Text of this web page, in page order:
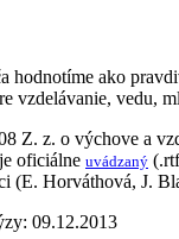
hodnotíme ako
vzdelávanie, vedu,
Z. z. o výchove a
oficiálne uvádzaný
(E. Horváthová, J.
09.12.2013